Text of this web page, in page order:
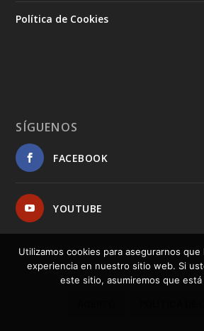
Política de Cookies
SÍGUENOS
FACEBOOK
YOUTUBE
Utilizamos cookies para asegurarnos
experiencia en nuestro sitio web. Si
este sitio, asumiremos que